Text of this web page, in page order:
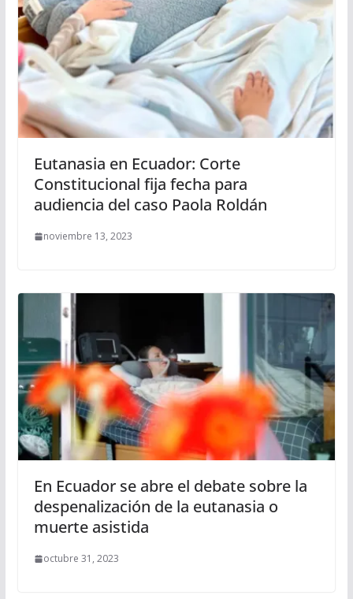
Eutanasia en Ecuador: Corte
Constitucional fija fecha para
audiencia del caso Paola Roldán
noviembre 13, 2023
En Ecuador se abre el debate sobre la
despenalización de la eutanasia o
muerte asistida
octubre 31, 2023